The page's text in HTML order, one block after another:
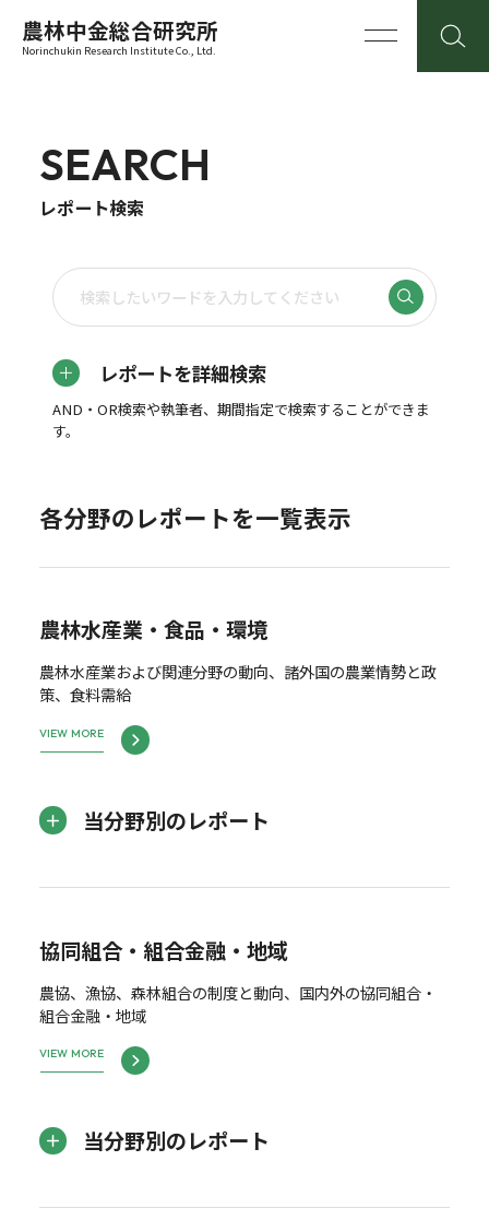
農林中金総合研究所
Norinchukin Research Institute Co., Ltd.
SEARCH
レポート検索
レポートを詳細検索
AND・OR検索や執筆者、期間指定で検索することができま
す。
各分野のレポートを一覧表示
農林水産業・食品・環境
農林水産業および関連分野の動向、諸外国の農業情勢と政
策、食料需給
VIEW MORE
当分野別のレポート
協同組合・組合金融・地域
農協、漁協、森林組合の制度と動向、国内外の協同組合・
組合金融・地域
VIEW MORE
当分野別のレポート